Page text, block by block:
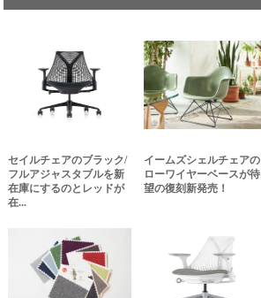
セイルチェアのブラック/
フルアジャスタブルを新
在庫にするのとレッドが
在...
イームズシェルチェアの
ローワイヤーベースが待
望の復刻新発売！